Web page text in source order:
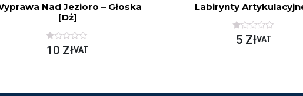
Nad Jezioro – Głoska
[dż]
O
C
N
10 ZłVAT
Labirynty
O5 ZłVAT